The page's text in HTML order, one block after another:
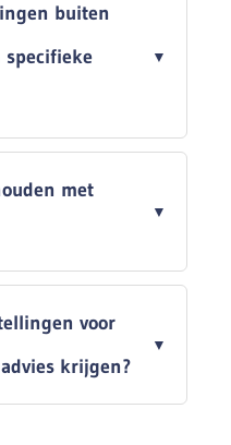
buiten
specifieke
met
voor
krijgen?